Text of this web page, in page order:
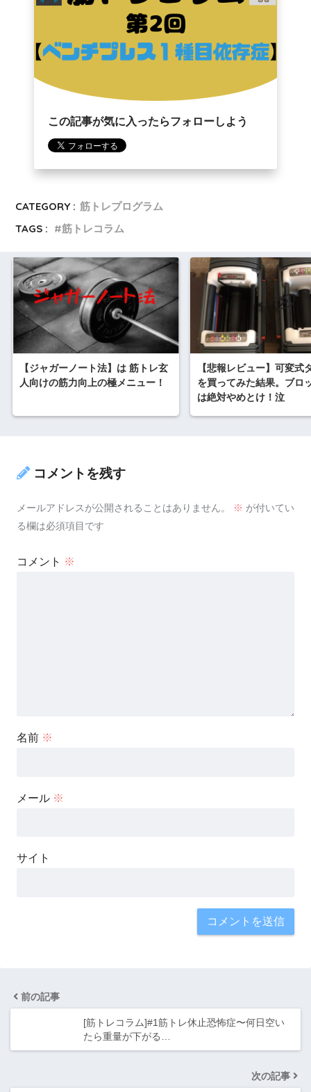
この記事が気に入ったらフォローしよう
CATEGORY : 筋トレプログラム
TAGS :
筋トレコラム
【ジャガーノート法】は 筋トレ玄
人向けの筋力向上の極メニュー！
【悲報レビュー】可変式
を買ってみた結果。ブロ
は絶対やめとけ！泣
コメントを残す
メールアドレスが公開されることはありません。 ※ が付いてい
る欄は必須項目です
コメント ※
名前 ※
メール ※
サイト
前の記事
[筋トレコラム]#1筋トレ休止恐怖症〜何日空い
たら重量が下がる…
次の記事